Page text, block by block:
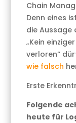
Chain
Denn eines
die Aussage
„Kein
verloren“
wie falsch
Erste
Folgende
heute für